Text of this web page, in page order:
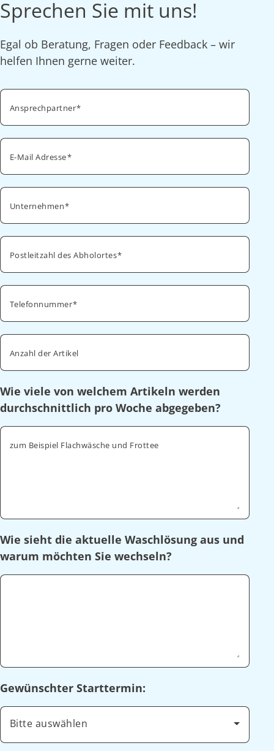
Sprechen Sie mit uns!
Egal ob Beratung, Fragen oder Feedback – wir
helfen Ihnen gerne weiter.
Ansprechpartner
E-Mail Adresse
Unternehmen
Postleitzahl des Abholortes
Telefonnummer
Anzahl der Artikel
Wie viele von welchem Artikeln werden
durchschnittlich pro Woche abgegeben?
zum Beispiel Flachwäsche und Frottee
Wie sieht die aktuelle Waschlösung aus und
warum möchten Sie wechseln?
Gewünschter Starttermin:
Bitte auswählen